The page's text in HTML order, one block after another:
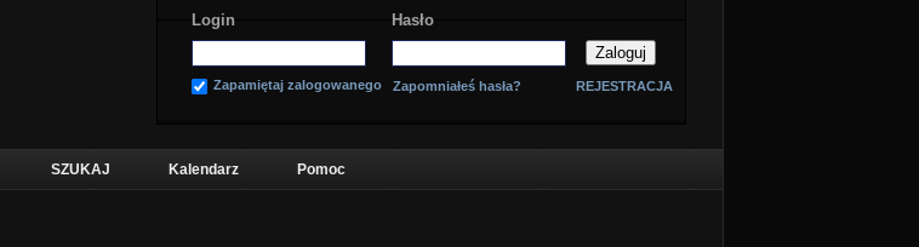
Login Hasło
Zapamiętaj zalogowanego Zapomniałeś hasła? REJESTRACJA
SZUKAJ Kalendarz Pomoc